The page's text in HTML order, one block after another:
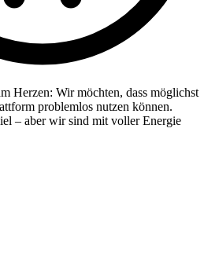
Herzen: Wir möchten, dass möglichst
problemlos nutzen können.
– aber wir sind mit voller Energie